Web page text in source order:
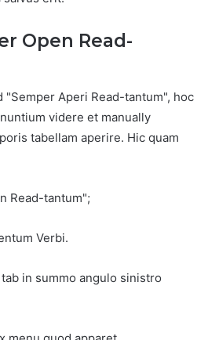
Open Read-
"Semper Aperi Read-tantum", hoc
videre et manually
tabellam aperire. Hic quam
Read-tantum";
Verbi.
in summo angulo sinistro